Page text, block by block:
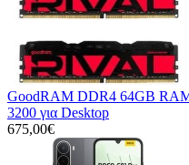
GoodRAM DDR4 64GB RAM
3200 για Desktop
675,00€